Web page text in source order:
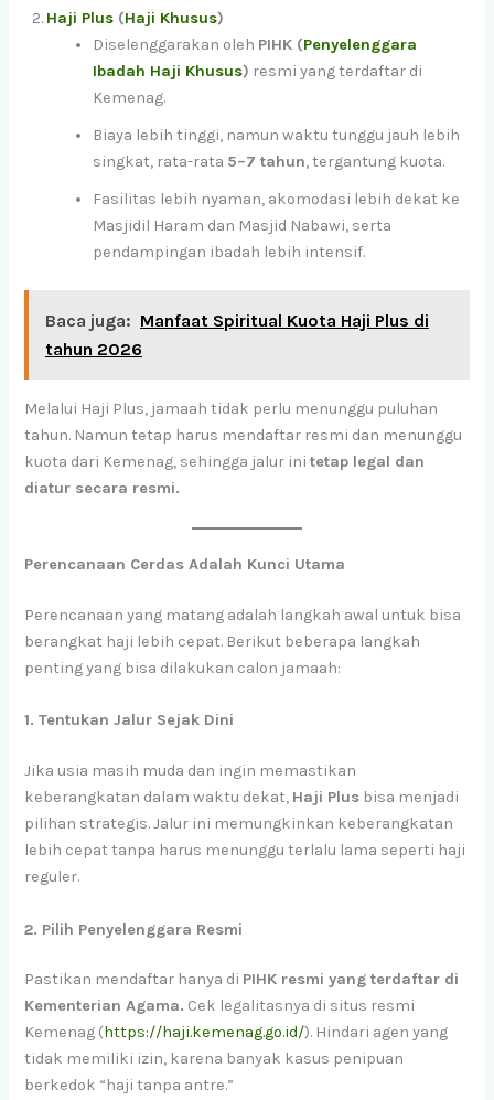
Haji Plus (Haji Khusus)
Diselenggarakan oleh PIHK (Penyelenggara
Ibadah Haji Khusus) resmi yang terdaftar di
Kemenag.
Biaya lebih tinggi, namun waktu tunggu jauh lebih
singkat, rata-rata 5–7 tahun, tergantung kuota.
Fasilitas lebih nyaman, akomodasi lebih dekat ke
Masjidil Haram dan Masjid Nabawi, serta
pendampingan ibadah lebih intensif.
Baca juga: Manfaat Spiritual Kuota Haji Plus di
tahun 2026
Melalui Haji Plus, jamaah tidak perlu menunggu puluhan
tahun. Namun tetap harus mendaftar resmi dan menunggu
kuota dari Kemenag, sehingga jalur initetap legal dan
diatur secara resmi.
Perencanaan Cerdas Adalah Kunci Utama
Perencanaan yang matang adalah langkah awal untuk bisa
berangkat haji lebih cepat. Berikut beberapa langkah
penting yang bisa dilakukan calon jamaah:
1. Tentukan Jalur Sejak Dini
Jika usia masih muda dan ingin memastikan
keberangkatan dalam waktu dekat, Haji Plus bisa menjadi
pilihan strategis. Jalur ini memungkinkan keberangkatan
lebih cepat tanpa harus menunggu terlalu lama seperti haji
reguler.
2. Pilih Penyelenggara Resmi
Pastikan mendaftar hanya di PIHK resmi yang terdaftar di
Kementerian Agama. Cek legalitasnya di situs resmi
Kemenag (https://haji.kemenag.go.id/). Hindari agen yang
tidak memiliki izin, karena banyak kasus penipuan
berkedok “haji tanpa antre.”